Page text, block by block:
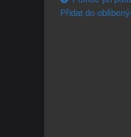
Přidat do